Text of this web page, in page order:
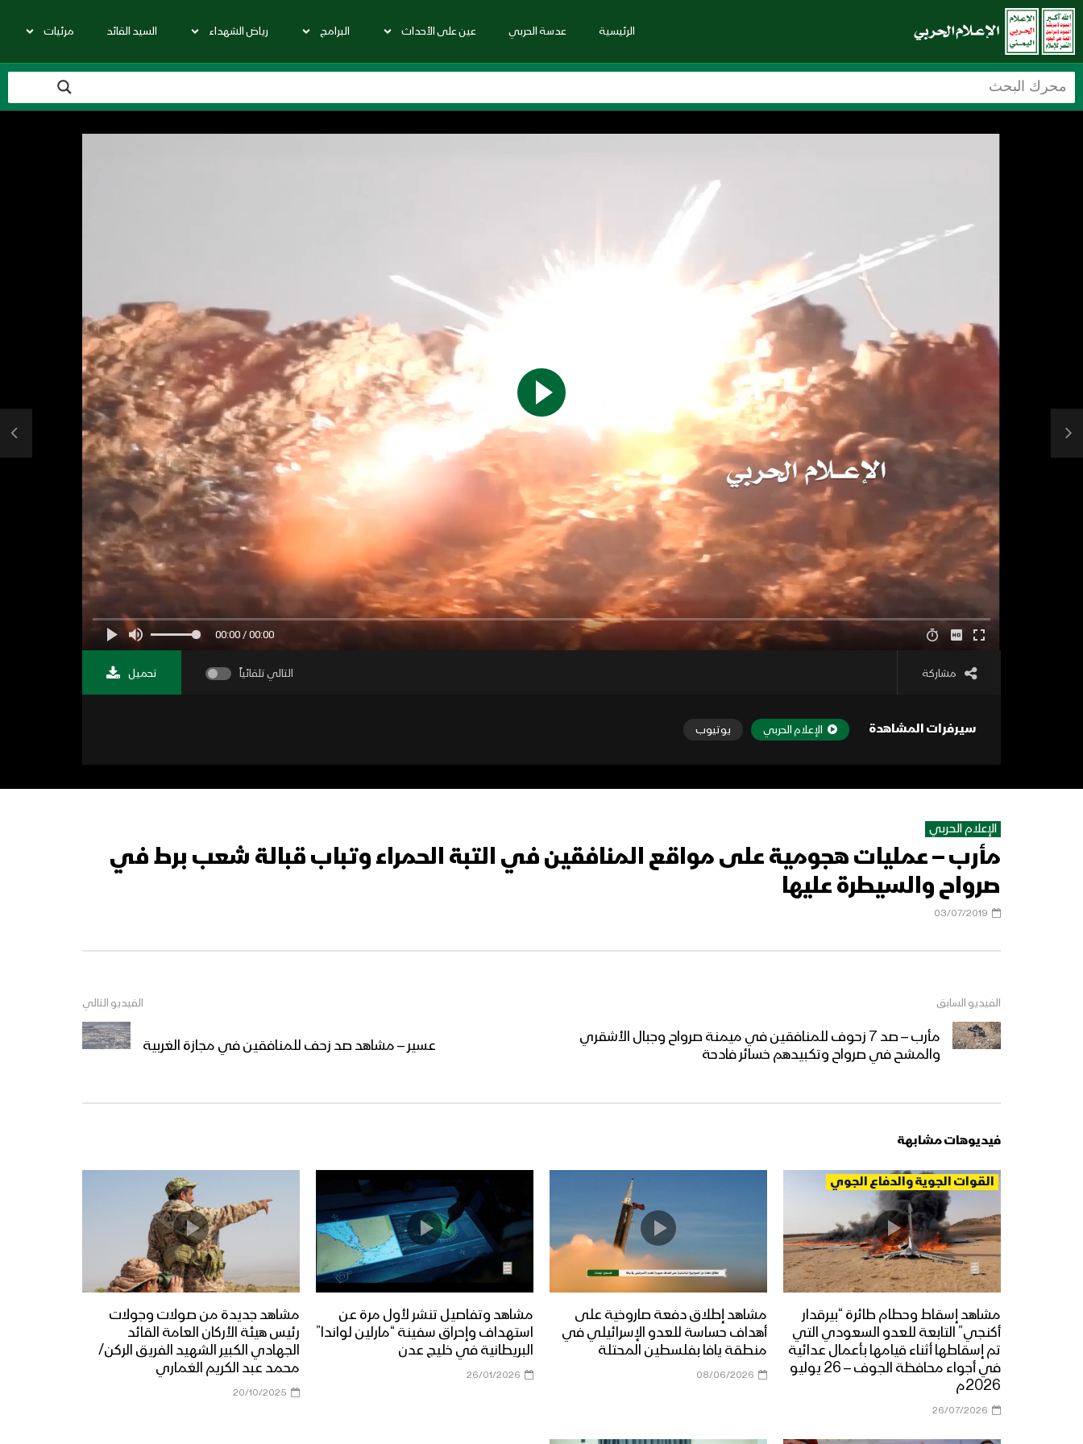
الرئيسية عدسة الحربي عين على الأحداث البرامج رياض الشهداء السيد القائد مرئيات
00:00 / 00:00
مشاركة التالي تلقائياً تحميل
سيرفرات المشاهدة الإعلام الحربي يوتيوب
الإعلام الحربي
مأرب – عمليات هجومية على مواقع المنافقين في التبة الحمراء وتباب قبالة شعب برط في
صرواح والسيطرة عليها
03/07/2019
الفيديو السابق
مأرب – صد 7 زحوف للمنافقين في ميمنة صرواح وجبال الأشقري
والمشح في صرواح وتكبيدهم خسائر فادحة
الفيديو التالي
عسير – مشاهد صد زحف للمنافقين في مجازة الغربية
فيديوهات مشابهة
القوات الجوية والدفاع الجوي
مشاهد إسقاط وحطام طائرة “بيرقدار
أكنجي” التابعة للعدو السعودي التي
تم إسقاطها أثناء قيامها بأعمال عدائية
في أجواء محافظة الجوف – 26 يوليو
2026م
26/07/2026
مشاهد إطلاق دفعة صاروخية على
أهداف حساسة للعدو الإسرائيلي في
منطقة يافا بفلسطين المحتلة
08/06/2026
مشاهد وتفاصيل تنشر لأول مرة عن
استهداف وإحراق سفينة “مارلين لواندا”
البريطانية في خليج عدن
26/01/2026
مشاهد جديدة من صولات وجولات
رئيس هيئة الأركان العامة القائد
الجهادي الكبير الشهيد الفريق الركن/
محمد عبد الكريم الغماري
20/10/2025